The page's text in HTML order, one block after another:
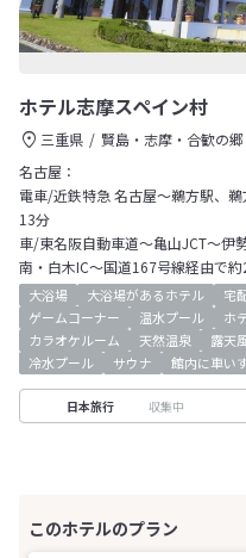
ホテル志摩スペイン村
三重県 賢島・志摩・合歓の郷
名古屋：
電車/近鉄特急 名古屋～鵜方駅、
13分
車/東名阪自動車道～亀山JCT～伊
南・白木IC～国道167号線経由で
大浴場 大浴場があるホテル 宅
ゲームコーナー
温水プール ホ
カラオケルーム
天然温泉 露天
冷水プール
サウナ 館内に車い
日本旅行 収集中